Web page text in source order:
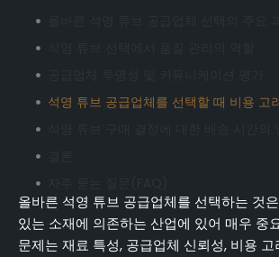
석영 튜브 공급업체를 선택할 때 비용 고
올바른 석영 튜브 공급업체를 선택하는 것
있는 소재에 의존하는 산업에 있어 매우 중
문제는 재료 특성, 공급업체 신뢰성, 비용